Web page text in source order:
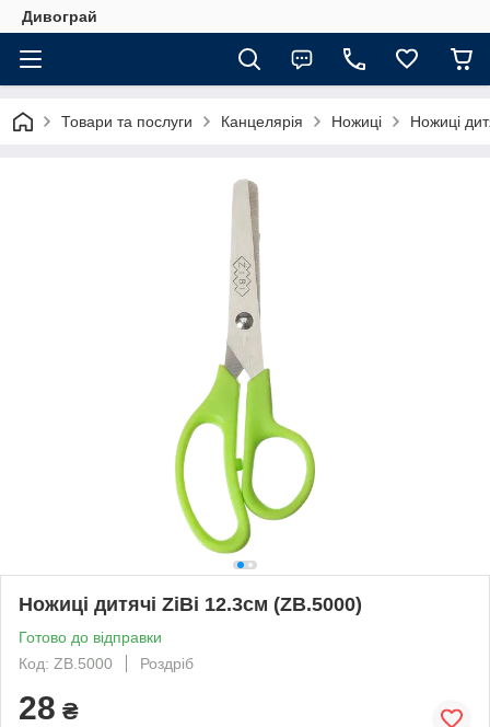
Дивограй
Товари та послуги Канцелярія Ножиці Ножиці
Ножиці дитячі ZiBi 12.3см (ZB.5000)
Готово до відправки
Код: ZB.5000
Роздріб
28 ₴